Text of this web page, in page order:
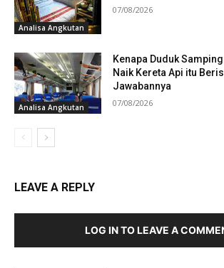
Analisa Angkutan
07/08/2026
Analisa Angkutan
Kenapa Duduk
Naik Kereta Api itu
Jawabannya
07/08/2026
LEAVE A REPLY
LOG IN TO LEAVE A